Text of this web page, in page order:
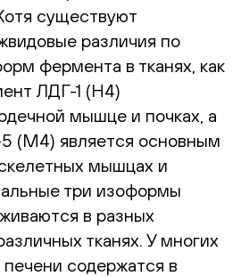
существуют
различия по
фермента в тканях, как
ЛДГ-1 (Н4)
мышце и почках, а
(М4) является основным
мышцах и
три изоформы
в разных
тканях. У многих
содержатся в